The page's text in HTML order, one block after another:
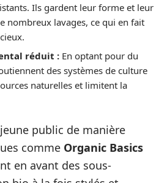
Ils gardent leur forme et leur
nombreux lavages, ce qui en fait
réduit : En optant pour du
des systèmes de culture
naturelles et limitent la
public de manière
comme Organic Basics
en avant des sous-